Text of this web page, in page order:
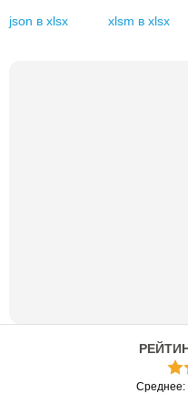
json в xlsx xlsm в xlsx
Среднее: